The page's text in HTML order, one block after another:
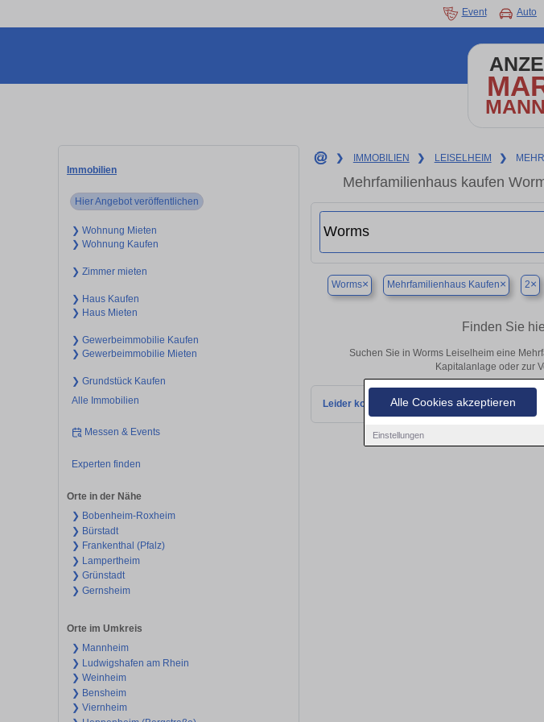
Alle Cookies akzeptieren
Einstellungen
Event Auto
Immobilien
Hier Angebot veröffentlichen
❯ Wohnung Mieten
❯ Wohnung Kaufen
❯ Zimmer mieten
❯ Haus Kaufen
❯ Haus Mieten
❯ Gewerbeimmobilie Kaufen
❯ Gewerbeimmobilie Mieten
❯ Grundstück Kaufen
Alle Immobilien
Messen & Events
Experten finden
Orte in der Nähe
❯ Bobenheim-Roxheim
❯ Bürstadt
❯ Frankenthal (Pfalz)
❯ Lampertheim
❯ Grünstadt
❯ Gernsheim
Orte im Umkreis
❯ Mannheim
❯ Ludwigshafen am Rhein
❯ Weinheim
❯ Bensheim
❯ Viernheim
❯ IMMOBILIEN ❯ LEISELHEIM ❯
Mehrfamilienhaus kaufen
Worms× Mehrfamilienhaus Kaufen× 2×
Finden Sie
Suchen Sie in Worms Leiselheim eine
Kapitalanlage oder zur
Leider konnten wir derzeit keine passenden